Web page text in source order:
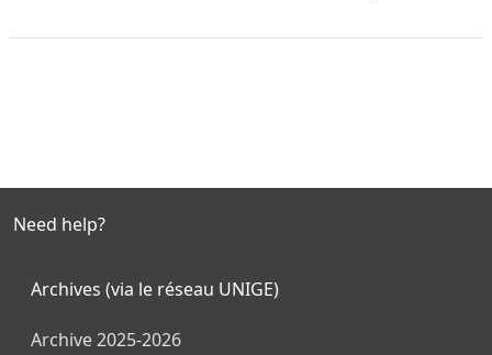
Need help?
Archives (via le réseau UNIGE)
Archive 2025-2026